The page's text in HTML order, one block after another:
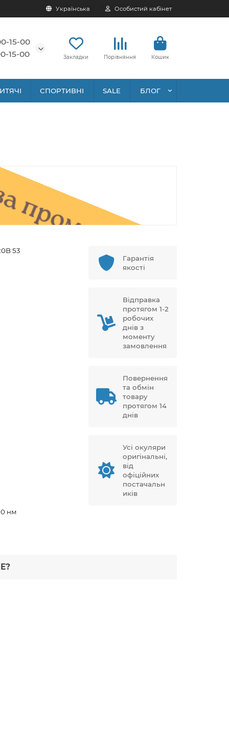
Українська Особистий кабінет
15-00
15-00
Закладки Порівняння Кошик
СПОРТИВНІ SALE БЛОГ
53
нм
Гарантія
якості
Відправка
протягом 1-2
робочих
днів з
моменту
замовлення
Повернення
та обмін
товару
протягом 14
днів
Усі окуляри
оригінальні,
від
офіційних
постачальн
иків